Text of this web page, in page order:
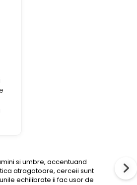
si umbre, accentuand
atragatoare, cerceii sunt
echilibrate ii fac usor de